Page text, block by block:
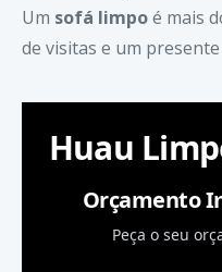
Um sofá limpoé mais
de visitas e um